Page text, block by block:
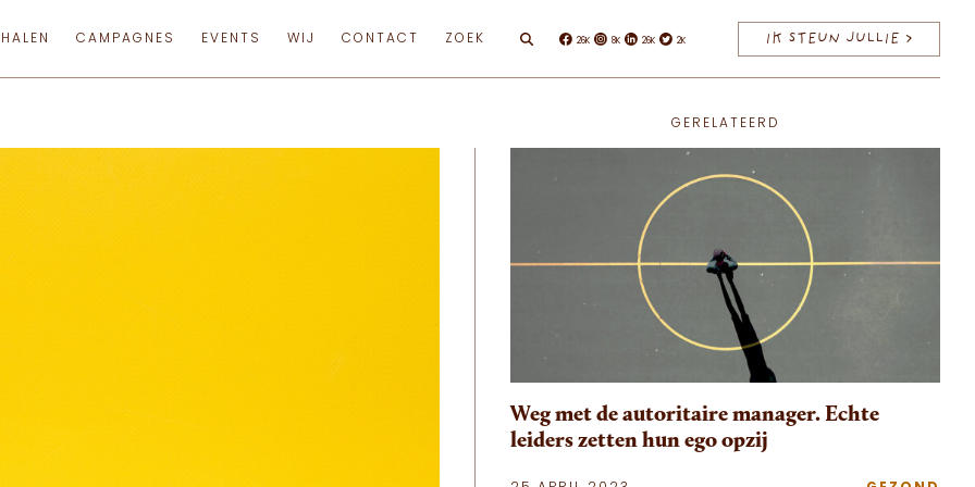
CAMPAGNES EVENTS WIJ CONTACT ZOEK Facebook
26K Instagram
8K Linkedin
26K Twitter
2K IK STEUN JULLIE >
GERELATEERD
Weg met de autoritaire manager. Echte
leiders zetten hun ego opzij